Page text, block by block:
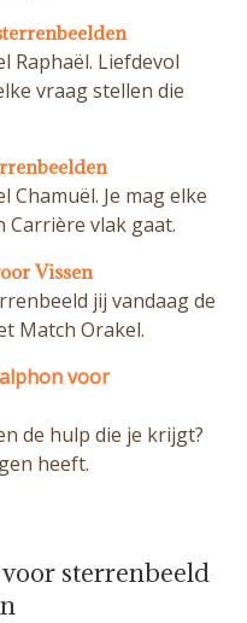
Raphaël. Liefdevol
vraag stellen die
Chamuël. Je mag elke
Carrière vlak gaat.
Vissen
jij vandaag de
Match Orakel.
voor
de hulp die je krijgt?
heeft.
sterrenbeeld